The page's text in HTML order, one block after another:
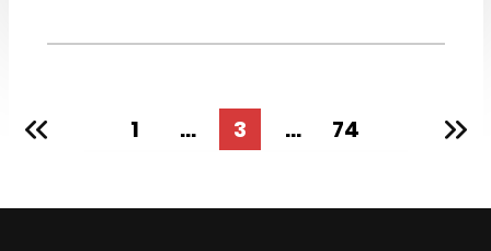
1 ... 3 ... 74